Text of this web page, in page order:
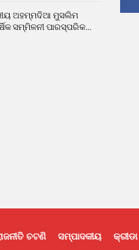
ଅହମ୍ମଦିଆ ମୁସଲିମ
ସମ୍ମିଳନୀ ପାରସ୍ପରିକ…
ଚଟଣି ସମ୍ପାଦକୀୟ କ୍ରୀଡା